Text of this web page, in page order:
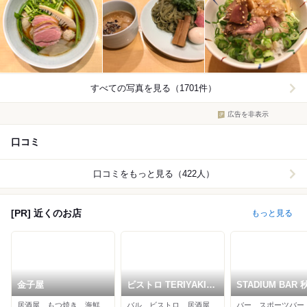
すべての写真を見る（1701件）
広告を非表示
口コミ
口コミをもっと見る（422人）
[PR] 近くのお店 もっと見る
金子屋
居酒屋、もつ焼き、海鮮
ビストロ TERIYAKI
秋葉原
バル、ビストロ、居酒屋
STADIUM BAR
リーグ
バー、スポーツバー